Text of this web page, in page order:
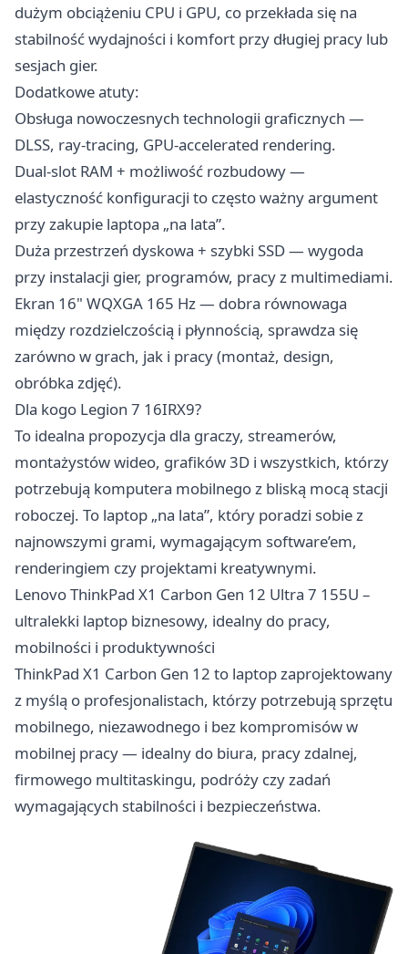
dużym obciążeniu CPU i GPU, co przekłada się na
stabilność wydajności i komfort przy długiej pracy lub
sesjach gier.
Dodatkowe atuty:
Obsługa nowoczesnych technologii graficznych —
DLSS, ray-tracing, GPU-accelerated rendering.
Dual-slot RAM + możliwość rozbudowy —
elastyczność konfiguracji to często ważny argument
przy zakupie laptopa „na lata”.
Duża przestrzeń dyskowa + szybki SSD — wygoda
przy instalacji gier, programów, pracy z multimediami.
Ekran 16" WQXGA 165 Hz — dobra równowaga
między rozdzielczością i płynnością, sprawdza się
zarówno w grach, jak i pracy (montaż, design,
obróbka zdjęć).
Dla kogo Legion 7 16IRX9?
To idealna propozycja dla graczy, streamerów,
montażystów wideo, grafików 3D i wszystkich, którzy
potrzebują komputera mobilnego z bliską mocą stacji
roboczej. To laptop „na lata”, który poradzi sobie z
najnowszymi grami, wymagającym software’em,
renderingiem czy projektami kreatywnymi.
Lenovo ThinkPad X1 Carbon Gen 12 Ultra 7 155U –
ultralekki laptop biznesowy, idealny do pracy,
mobilności i produktywności
ThinkPad X1 Carbon Gen 12 to laptop zaprojektowany
z myślą o profesjonalistach, którzy potrzebują sprzętu
mobilnego, niezawodnego i bez kompromisów w
mobilnej pracy — idealny do biura, pracy zdalnej,
firmowego multitaskingu, podróży czy zadań
wymagających stabilności i bezpieczeństwa.